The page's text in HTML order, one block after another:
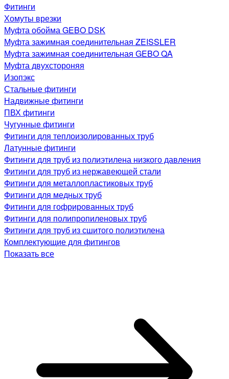
Фитинги
Хомуты врезки
Муфта обойма GEBO DSK
Муфта зажимная соединительная ZEISSLER
Муфта зажимная соединительная GEBO QA
Муфта двухстороняя
Изопэкс
Стальные фитинги
Надвижные фитинги
ПВХ фитинги
Чугунные фитинги
Фитинги для теплоизолированных труб
Латунные фитинги
Фитинги для труб из полиэтилена низкого давления
Фитинги для труб из нержавеющей стали
Фитинги для металлопластиковых труб
Фитинги для медных труб
Фитинги для гофрированных труб
Фитинги для полипропиленовых труб
Фитинги для труб из сшитого полиэтилена
Комплектующие для фитингов
Показать все